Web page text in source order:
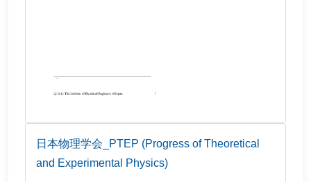
日本物理学会_PTEP (Progress of Theoretical
and Experimental Physics)